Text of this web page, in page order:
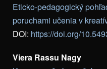
Eticko-pedagogický
poruchami učenia v
DOI: https://doi.org/
Viera Rassu Nagy